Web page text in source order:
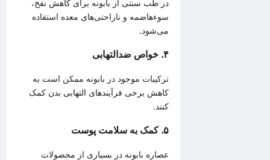
در طب سنتی از بابونه برای کاهش نفخ،
سوءهاضمه و ناراحتی‌های معده استفاده
می‌شود.
۴. خواص ضدالتهابی
ترکیبات موجود در بابونه ممکن است به
کاهش برخی فرآیندهای التهابی بدن کمک
کنند.
۵. کمک به سلامت پوست
عصاره بابونه در بسیاری از محصولات